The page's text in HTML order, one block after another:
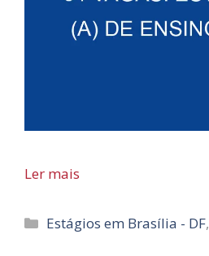
Ler mais
Categorias
Estágios em Brasília - DF,